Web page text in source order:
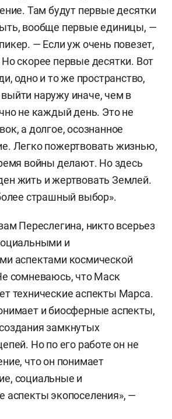
Там будут первые десятки
вообще первые единицы, —
— Если уж очень повезет,
скорее первые десятки. Вот
одно и то же пространство,
наружу иначе, чем в
не каждый день. Это не
а долгое, осознанное
Легко пожертвовать жизнью,
войны делают. Но здесь
жить и жертвовать Землей.
страшный выбор».
Переслегина, никто всерьез
и
аспектами космической
сомневаюсь, что Маск
технические аспекты Марса.
и биосферные аспекты,
замкнутых
Но по его работе он не
что он понимает
социальные и
аспекты экопоселения», —